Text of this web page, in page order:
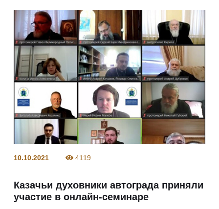
10.10.2021 4119
Казачьи духовники автограда приняли
участие в онлайн-семинаре